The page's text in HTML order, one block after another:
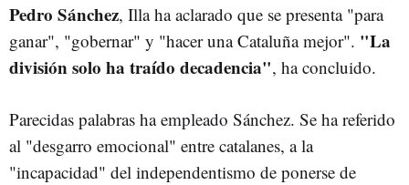
Pedro Sánchez, Illa ha aclarado que se presenta "para
ganar", "gobernar" y "hacer una Cataluña mejor". "La
división solo ha traído decadencia", ha concluido.
Parecidas palabras ha empleado Sánchez. Se ha referido
al "desgarro emocional" entre catalanes, a la
"incapacidad" del independentismo de ponerse de